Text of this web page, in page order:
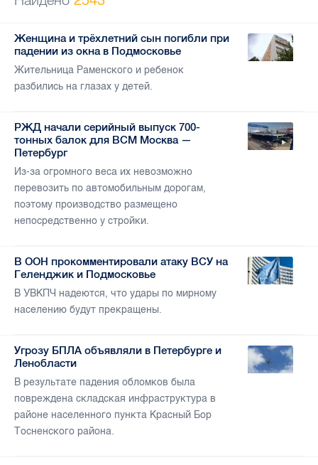
Женщина и трёхлетний сын погибли при
падении из окна в Подмосковье
Жительница Раменского и ребенок
разбились на глазах у детей.
РЖД начали серийный выпуск 700-
тонных балок для ВСМ Москва —
Петербург
Из-за огромного веса их невозможно
перевозить по автомобильным дорогам,
поэтому производство размещено
непосредственно у стройки.
В ООН прокомментировали атаку ВСУ на
Геленджик и Подмосковье
В УВКПЧ надеются, что удары по мирному
населению будут прекращены.
Угрозу БПЛА объявляли в Петербурге и
Ленобласти
В результате падения обломков была
повреждена складская инфраструктура в
районе населенного пункта Красный Бор
Тосненского района.